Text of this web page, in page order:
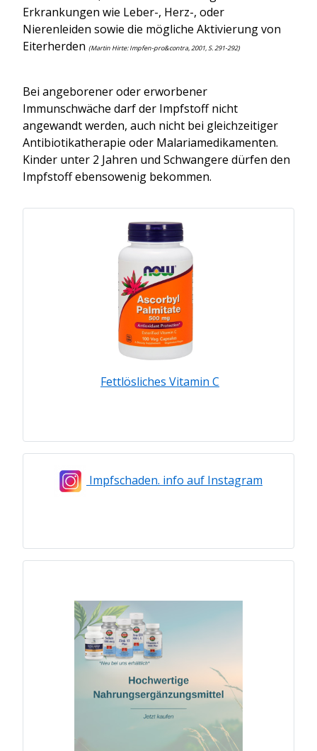
Erkrankungen wie Leber-, Herz-, oder
Nierenleiden sowie die mögliche Aktivierung von
Eiterherden (Martin Hirte: Impfen-pro&contra, 2001, S. 291-292)
Bei angeborener oder erworbener
Immunschwäche darf der Impfstoff nicht
angewandt werden, auch nicht bei gleichzeitiger
Antibiotikatherapie oder Malariamedikamenten.
Kinder unter 2 Jahren und Schwangere dürfen den
Impfstoff ebensowenig bekommen.
Fettlösliches Vitamin C
Impfschaden. info auf Instagram